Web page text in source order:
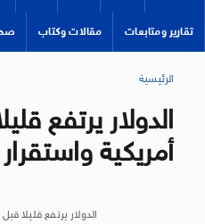
تقارير ومتابعات مقالات وكتاب
الرئيسية
الدولار يرتفع
أمريكية